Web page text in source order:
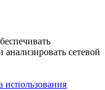
сетевой
использования